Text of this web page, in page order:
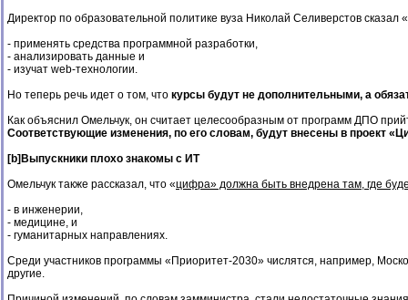
Директор по образовательной политике вуза Николай Селиверстов сказал
- применять средства программной разработки,
- анализировать данные и
- изучат web-технологии.
Но теперь речь идет о том, что курсы будут не дополнительными, а
Как объяснил Омельчук, он считает целесообразным от программ ДПО
Соответствующие изменения, по его словам, будут внесены в проект
[b]Выпускники плохо знакомы с ИТ
Омельчук также рассказал, что «цифра» должна быть внедрена там, где
- в инженерии,
- медицине, и
- гуманитарных направлениях.
Среди участников программы «Приоритет-2030» числятся, например,
другие.